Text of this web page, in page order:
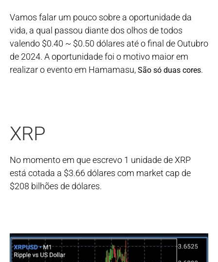
Vamos falar um pouco sobre a oportunidade da
vida, a qual passou diante dos olhos de todos
valendo $0.40 ~ $0.50 dólares até o final de Outubro
de 2024. A oportunidade foi o motivo maior em
realizar o evento em Hamamasu, São só duas cores.
XRP
No momento em que escrevo 1 unidade de XRP
está cotada a $3.66 dólares com market cap de
$208 bilhões de dólares.